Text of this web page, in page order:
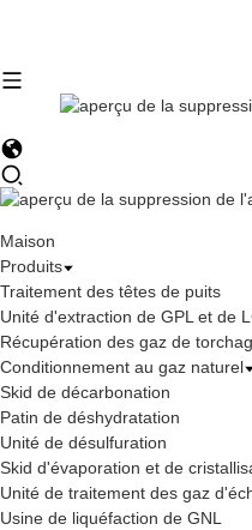
Maison
Produits
Traitement des têtes de puits
Unité d'extraction de GPL et de
Récupération des gaz de
Conditionnement au gaz naturel
Skid de décarbonation
Patin de déshydratation
Unité de désulfuration
Skid d'évaporation et de
Unité de traitement des gaz
Usine de liquéfaction de GNL